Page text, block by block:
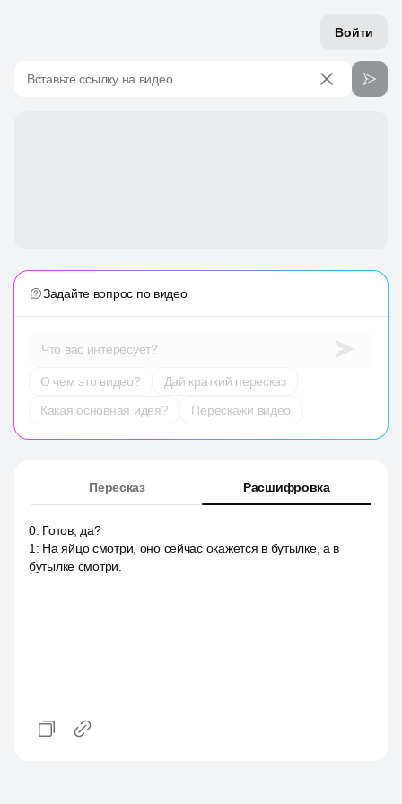
Войти
Вставьте ссылку на видео
Задайте вопрос по видео
Что вас интересует?
О чем это видео?
Дай краткий пересказ
Какая основная идея?
Перескажи видео
Пересказ Расшифровка
0: Готов, да?
1 : На яйцо смотри, оно сейчас окажется в бутылке, а в
бутылке смотри.